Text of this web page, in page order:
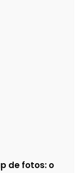
de fotos: o